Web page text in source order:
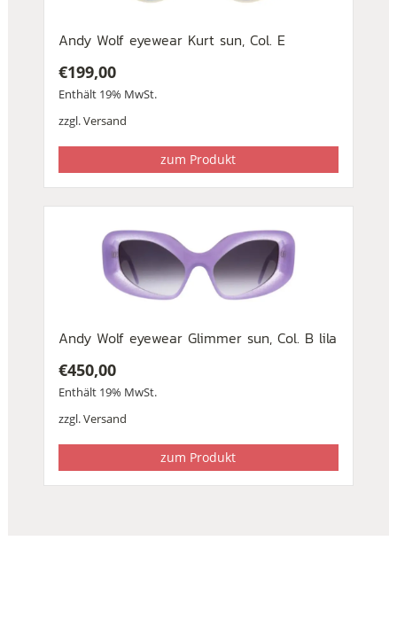
Andy Wolf eyewear Kurt sun, Col. E
€199,00
Enthält 19% MwSt.
zzgl.Versand
zum Produkt
Andy Wolf eyewear Glimmer sun, Col. B lila
€450,00
Enthält 19% MwSt.
zzgl.Versand
zum Produkt